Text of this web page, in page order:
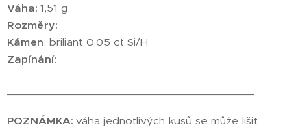
Váha: 1,51 g
Rozměry:
Kámen: briliant 0,05 ct Si/H
Zapínání:
POZNÁMKA: váha jednotlivých kusů se může lišit